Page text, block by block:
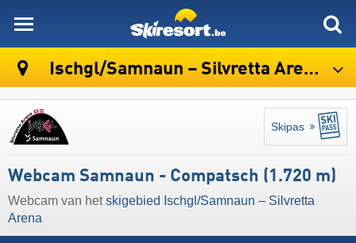
Ischgl/​Samnaun – Silvretta Arena
Skipas
Webcam Samnaun - Compatsch (1.720 m)
Webcam van hetskigebied Ischgl/​Samnaun – Silvretta
Arena